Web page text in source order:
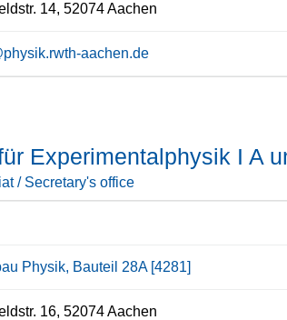
14, 52074 Aachen
aachen.de
Experimentalphysik I A
/ Secretary's office
Physik, Bauteil 28A [4281]
16, 52074 Aachen